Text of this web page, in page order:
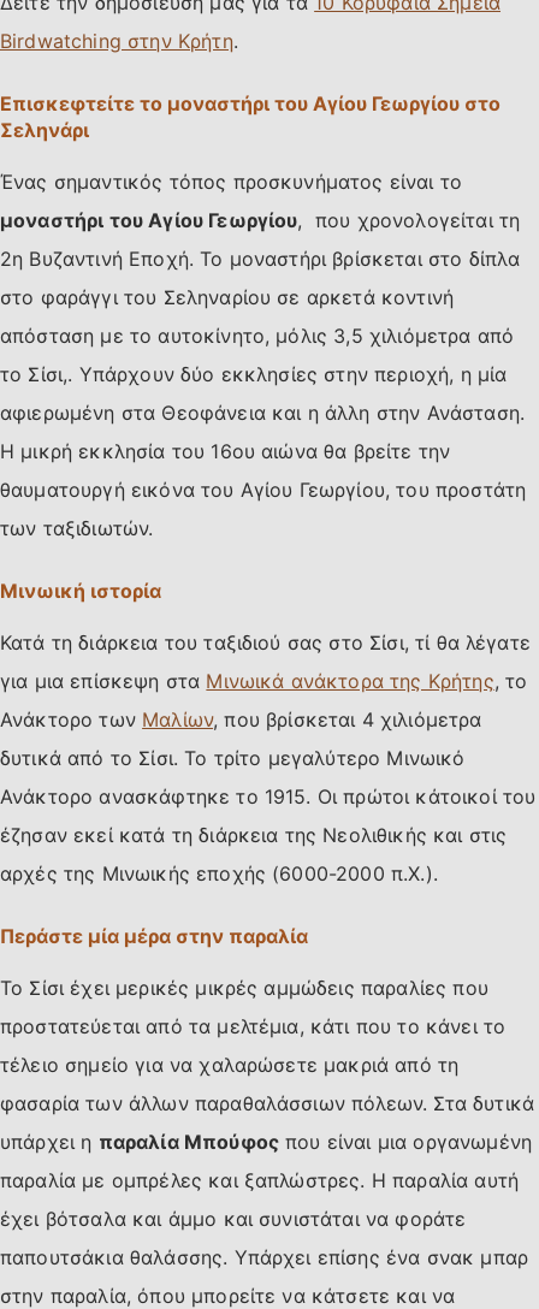
Birdwatching στην Κρήτη.
Επισκεφτείτε το μοναστήρι του Αγίου Γεωργίου στο
Σεληνάρι
Ένας σημαντικός τόπος προσκυνήματος είναι το
μοναστήρι του Αγίου Γεωργίου, που χρονολογείται τη
2η Βυζαντινή Εποχή. Το μοναστήρι βρίσκεται στο δίπλα
στο φαράγγι του Σεληναρίου σε αρκετά κοντινή
απόσταση με το αυτοκίνητο, μόλις 3,5 χιλιόμετρα από
το Σίσι,. Υπάρχουν δύο εκκλησίες στην περιοχή, η μία
αφιερωμένη στα Θεοφάνεια και η άλλη στην Ανάσταση.
Η μικρή εκκλησία του 16ου αιώνα θα βρείτε την
θαυματουργή εικόνα του Αγίου Γεωργίου, του προστάτη
των ταξιδιωτών.
Μινωική ιστορία
Κατά τη διάρκεια του ταξιδιού σας στο Σίσι, τί θα λέγατε
για μια επίσκεψη στα Μινωικά ανάκτορα της Κρήτης, το
Ανάκτορο των Μαλίων, που βρίσκεται 4 χιλιόμετρα
δυτικά από το Σίσι. Το τρίτο μεγαλύτερο Μινωικό
Ανάκτορο ανασκάφτηκε το 1915. Οι πρώτοι κάτοικοί του
έζησαν εκεί κατά τη διάρκεια της Νεολιθικής και στις
αρχές της Μινωικής εποχής (6000-2000 π.Χ.).
Περάστε μία μέρα στην παραλία
Το Σίσι έχει μερικές μικρές αμμώδεις παραλίες που
προστατεύεται από τα μελτέμια, κάτι που το κάνει το
τέλειο σημείο για να χαλαρώσετε μακριά από τη
φασαρία των άλλων παραθαλάσσιων πόλεων. Στα δυτικά
υπάρχει η παραλία Μπούφος που είναι μια οργανωμένη
παραλία με ομπρέλες και ξαπλώστρες. Η παραλία αυτή
έχει βότσαλα και άμμο και συνιστάται να φοράτε
παπουτσάκια θαλάσσης. Υπάρχει επίσης ένα σνακ μπαρ
στην παραλία, όπου μπορείτε να κάτσετε και να